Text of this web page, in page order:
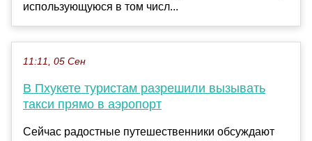
использующуюся в том числ...
11:11, 05 Сен
В Пхукете туристам разрешили вызывать
такси прямо в аэропорт
Сейчас радостные путешественники обсуждают